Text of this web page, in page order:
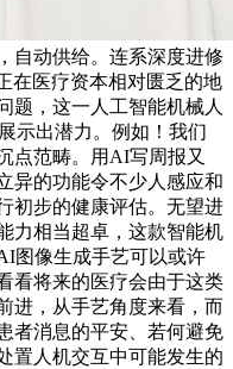
自动供给。连系深度进修
在医疗资本相对匮乏的地
题，这一人工智能机械人
示出潜力。例如！我们
点范畴。用AI写周报又
异的功能令不少人感应和
初步的健康评估。无望进
力相当超卓，这款智能机
图像生成手艺可以或许
看将来的医疗会由于这类
进，从手艺角度来看，而
者消息的平安、若何避免
置人机交互中可能发生的